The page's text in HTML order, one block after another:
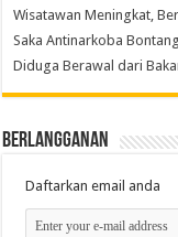
Wisatawan Meningkat,
Saka Antinarkoba
Diduga Berawal dari
Berlangganan
Daftarkan email anda